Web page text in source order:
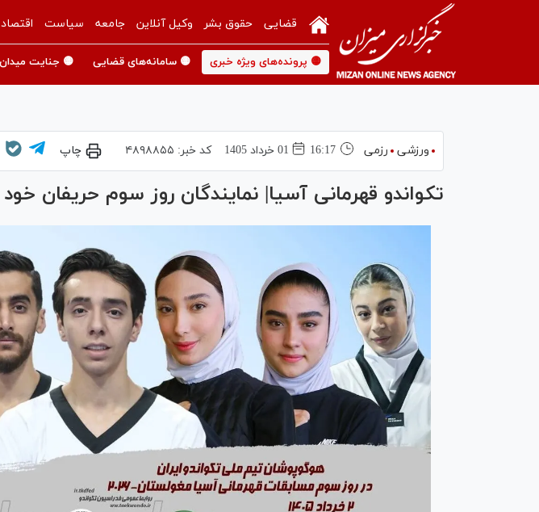
قضایی حقوق بشر وکیل آنلاین جامعه سیاست اقتصاد
🟡 پرونده‌های ویژه خبری 🟡 سامانه‌های قضایی 🟡 جنایت
ورزشی رزمی 16:17 01 خرداد 1405 کد خبر: ۴۸۹۸۸۵۵ چاپ
تکواندو قهرمانی آسیا| نمایندگان روز سوم حریفان